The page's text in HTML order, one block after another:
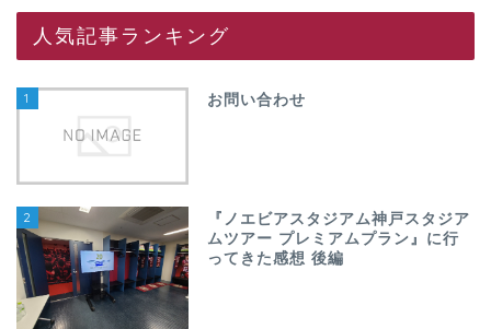
人気記事ランキング
1 お問い合わせ
2
『ノエビアスタジアム神戸スタジア
ムツアー プレミアムプラン』に行
ってきた感想 後編